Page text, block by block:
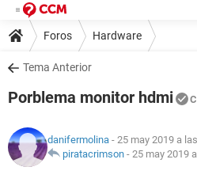
Foros Hardware
Tema Anterior
Porblema monitor hdmi
danifermolina - 25 may 2019 a
piratacrimson - 25 may 2019